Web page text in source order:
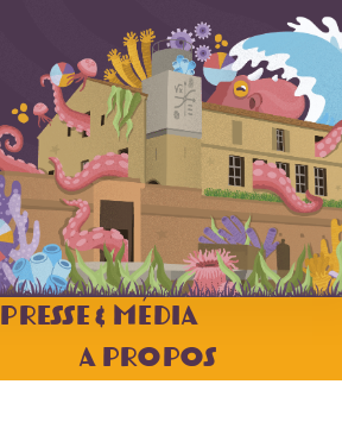
Presse & Média
A Propos